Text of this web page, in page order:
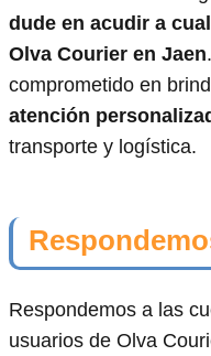
dude en acudir a
Olva Courier en Jaen
comprometido en
atención
transporte y logística.
Respondemos a las
usuarios de Olva